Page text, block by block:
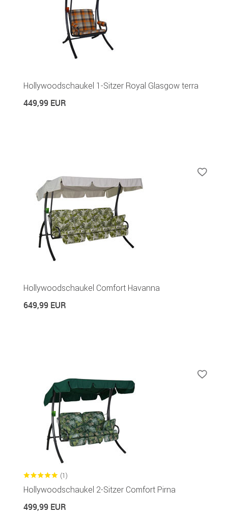
Hollywoodschaukel 1-Sitzer Royal Glasgow terra
449,99 EUR
Hollywoodschaukel Comfort Havanna
649,99 EUR
(1)
Hollywoodschaukel 2-Sitzer Comfort Pirna
499,99 EUR